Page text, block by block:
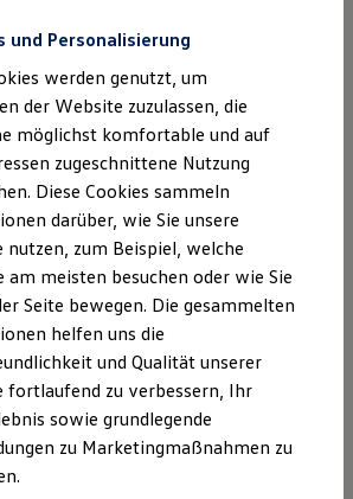
Gebrauchtwagen
& Garantien
für Nutzfahrzeuge
& Service
Special
Pflege & Inspektion
anfragen
Vorteile bei Volkswagen Nutzfahrzeuge
Service
& Reifen Service
optionale Anhängerrangierassistent
die Steuerung eines Anhängergespanns
sowie beim präzisen
1
Cookie-Richtlinie
Act (DSA)
EU Data Act
Newsletter
und Personalisierung
werden genutzt, um
der Website zuzulassen, die
möglichst komfortable und auf
zugeschnittene Nutzung
Diese Cookies sammeln
darüber, wie Sie unsere
nutzen, zum Beispiel, welche
am meisten besuchen oder wie Sie
Seite bewegen. Die gesammelten
helfen uns die
und Qualität unserer
fortlaufend zu verbessern, Ihr
sowie grundlegende
zu Marketingmaßnahmen zu